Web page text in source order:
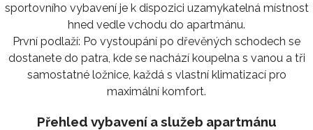
sportovního vybavení je k dispozici uzamykatelná místnost
hned vedle vchodu do apartmánu.
První podlaží: Po vystoupání po dřevěných schodech se
dostanete do patra, kde se nachází koupelna s vanou a tři
samostatné ložnice, každá s vlastní klimatizací pro
maximální komfort.
Přehled vybavení a služeb apartmánu